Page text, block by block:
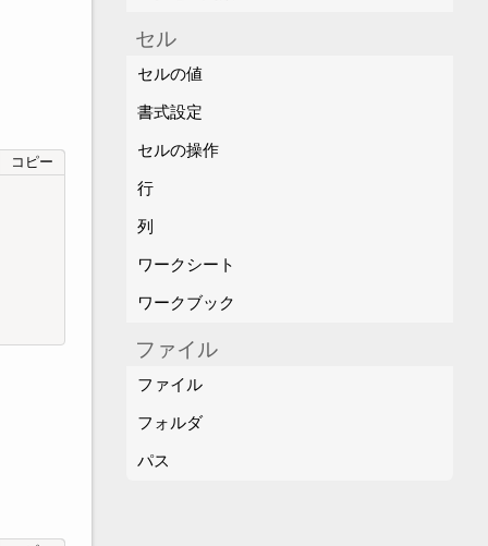
コピー
セル
セルの値
書式設定
セルの操作
行
列
ワークシート
ワークブック
ファイル
ファイル
フォルダ
パス